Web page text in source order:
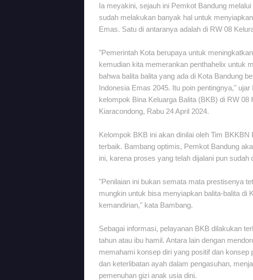
Ia meyakini, sejauh ini Pemkot Bandung
sudah melakukan banyak hal untuk
Emas. Satu di antaranya adalah di RW 08
"Pemerintah Kota berupaya untuk
kemudian kita memerankan penthahelix untuk
bahwa balita balita yang ada di Kota Bandung
Indonesia Emas 2045. Itu poin pentingnya,"
kelompok Bina Keluarga Balita (BKB) di RW
Kiaracondong, Rabu 24 April 2024.
Kelompok BKB ini akan dinilai oleh Tim
terbaik. Bambang optimis, Pemkot Bandung
ini, karena proses yang telah dijalani pun sudah
"Penilaian ini bukan semata mata prestisenya
mungkin untuk bisa menyiapkan balita-balita di
kemandirian," kata Bambang.
Sebagai informasi, pelayanan BKB dilakukan
tahun atau ibu hamil. Antara lain dengan
memahami konsep diri yang positif dan konsep
dan keterlibatan ayah dalam pengasuhan,
pemenuhan gizi anak usia dini.